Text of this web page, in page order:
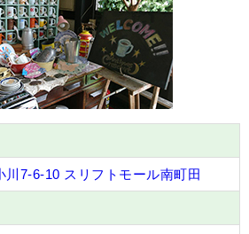
川7-6-10 スリフトモール南町田